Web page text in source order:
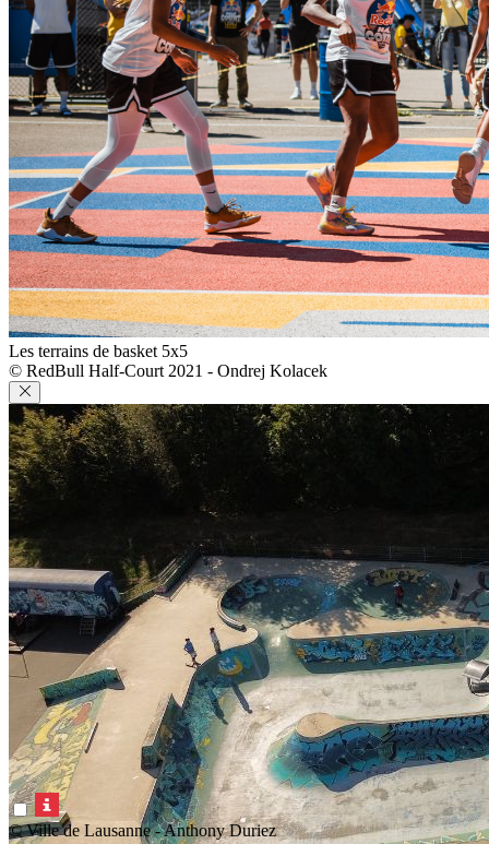
Les terrains de basket 5x5
© RedBull Half-Court 2021 - Ondrej Kolacek
© Ville de Lausanne - Anthony Duriez